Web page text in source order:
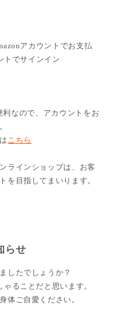
アカウントでお支払
トでサインイン
なので、アカウントをお
こちら
ラインショップは、お客
を目指してまいります。
らせ
したでしょうか？
ることだと思います。
体ご自愛ください。